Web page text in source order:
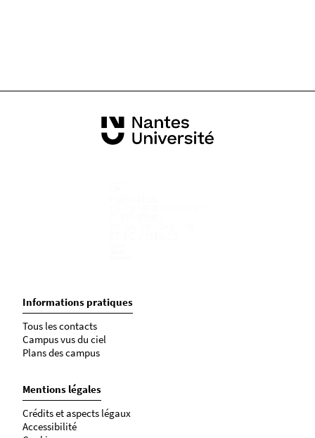
Informations pratiques
Tous les contacts
Campus vus du ciel
Plans des campus
Mentions légales
Crédits et aspects légaux
Accessibilité